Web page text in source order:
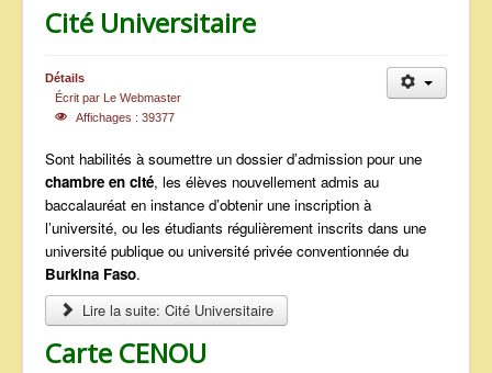
CONTACTS
ANNONCES
Cité Universitaire
Détails
Écrit par Le Webmaster
Affichages : 39377
Sont habilités à soumettre un dossier d’admission pour une
chambre en cité, les élèves nouvellement admis au
baccalauréat en instance d’obtenir une inscription à
l’université, ou les étudiants régulièrement inscrits dans une
université publique ou université privée conventionnée du
Burkina Faso.
Lire la suite: Cité Universitaire
Carte CENOU